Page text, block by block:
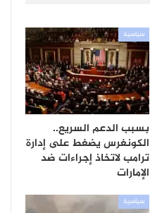
سياسية
بسبب الدعم السريع..
الكونغرس يضغط على إدارة
ترامب لاتخاذ إجراءات ضد
الإمارات
سياسية